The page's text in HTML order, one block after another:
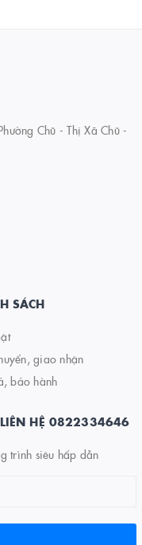
Chũ - Thị Xã Chũ -
SÁCH
giao nhận
bảo hành
HỆ 0822334646
trình siêu hấp dẫn